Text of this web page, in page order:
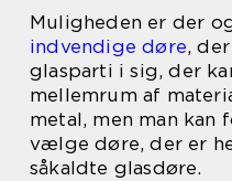
Muligheden er der
indvendige døre,
glasparti i sig, der
mellemrum af
metal, men man kan
vælge døre, der er
såkaldte glasdøre.